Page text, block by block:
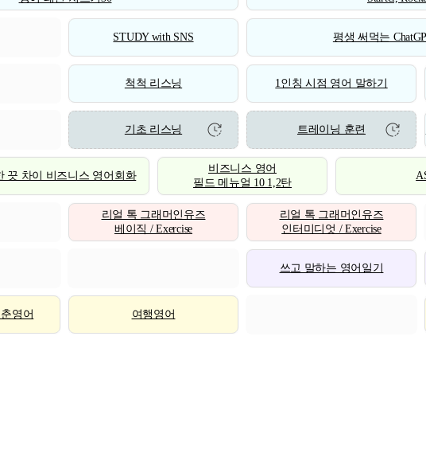
STUDY with SNS 평생 써먹는
척척 리스닝 1인칭 시점 영어 말하기
기초 리스닝 트레이닝 훈련
끗 차이 비즈니스 영어회화
비즈니스 영어
필드 메뉴얼 10 1,2탄
리얼 톡 그래머인유즈
베이직 / Exercise
리얼 톡 그래머인유즈
인터미디엇 / Exercise
쓰고 말하는 영어일기
영어 여행영어